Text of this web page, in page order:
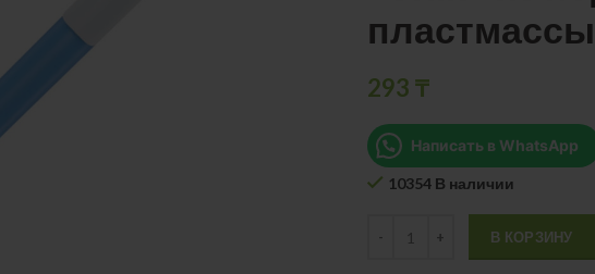
пластмассы
293 ₸
Написать в WhatsApp
10354 В наличии
В КОРЗИНУ